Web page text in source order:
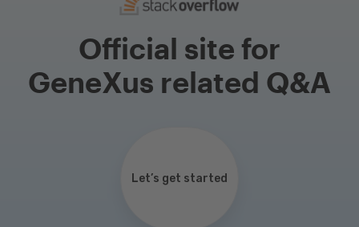
Official site for
GeneXus related Q&A
Let’s get started